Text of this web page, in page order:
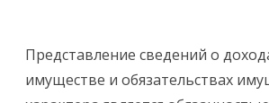
Представление сведений о
имуществе и обязательствах